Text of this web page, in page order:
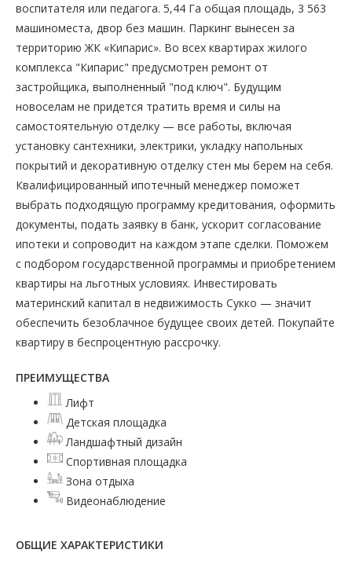
воспитателя или педагога. 5,44 Га общая площадь, 3 563
машиноместа, двор без машин. Паркинг вынесен за
территорию ЖК «Кипарис». Во всех квартирах жилого
комплекса "Кипарис" предусмотрен ремонт от
застройщика, выполненный "под ключ". Будущим
новоселам не придется тратить время и силы на
самостоятельную отделку — все работы, включая
установку сантехники, электрики, укладку напольных
покрытий и декоративную отделку стен мы берем на себя.
Квалифицированный ипотечный менеджер поможет
выбрать подходящую программу кредитования, оформить
документы, подать заявку в банк, ускорит согласование
ипотеки и сопроводит на каждом этапе сделки. Поможем
с подбором государственной программы и приобретением
квартиры на льготных условиях. Инвестировать
материнский капитал в недвижимость Сукко — значит
обеспечить безоблачное будущее своих детей. Покупайте
квартиру в беспроцентную рассрочку.
ПРЕИМУЩЕСТВА
Лифт
Детская площадка
Ландшафтный дизайн
Спортивная площадка
Зона отдыха
Видеонаблюдение
ОБЩИЕ ХАРАКТЕРИСТИКИ